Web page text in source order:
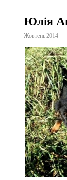
Юлія
Жовтень 2014